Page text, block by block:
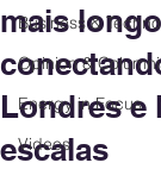
Business &
Opinion &
Energy in Focus
Videos
mais
Londres e
escalas